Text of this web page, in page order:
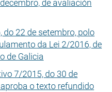
de avaliación
do 22 de setembro, polo
da Lei 2/2016, de
de Galicia
7/2015, do 30 de
o texto refundido